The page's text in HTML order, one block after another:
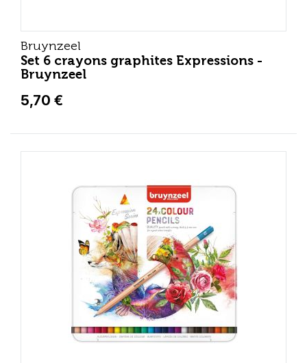
Bruynzeel
Set 6 crayons graphites Expressions -
Bruynzeel
5,70 €